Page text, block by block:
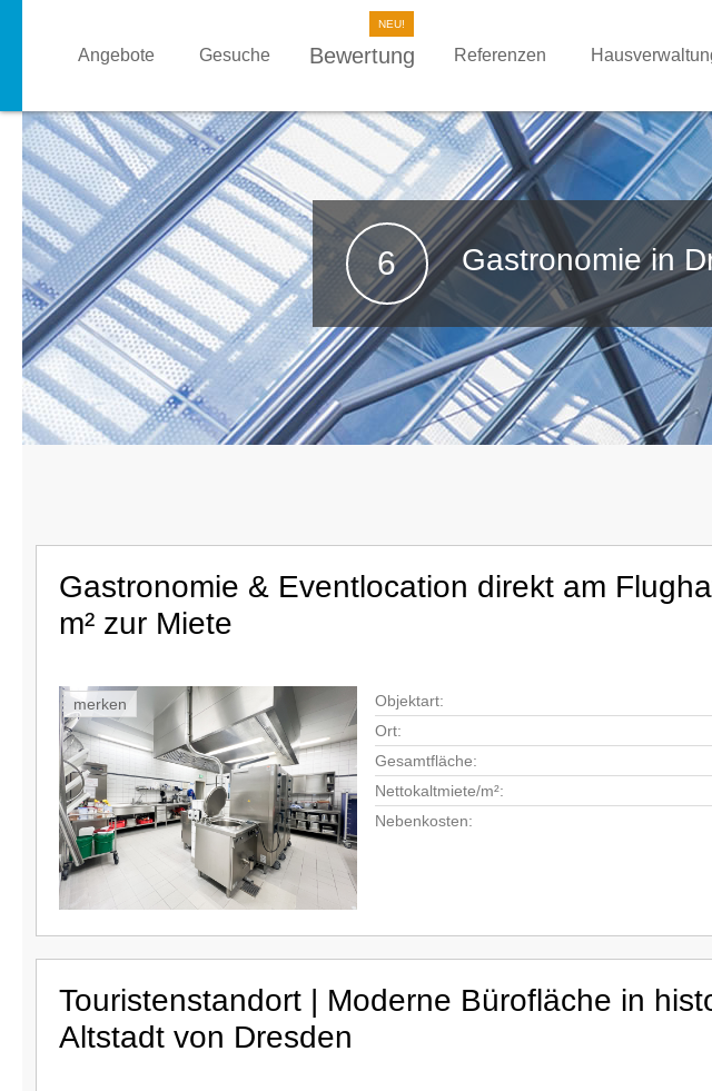
Angebote Gesuche Bewertung Referenzen
6 Gastronomie in
Gastronomie & Eventlocation direkt am
m² zur Miete
merken Objektart:
Ort:
Gesamtfläche:
Nettokaltmiete/m²:
Nebenkosten:
Touristenstandort | Moderne Bürofläche in
Altstadt von Dresden